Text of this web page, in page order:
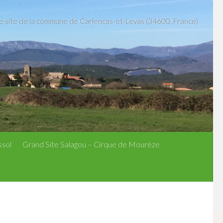
site de la commune de Carlencas-et-Levas (34600, France)
Grand Site Salagou – Cirque de Mourèze